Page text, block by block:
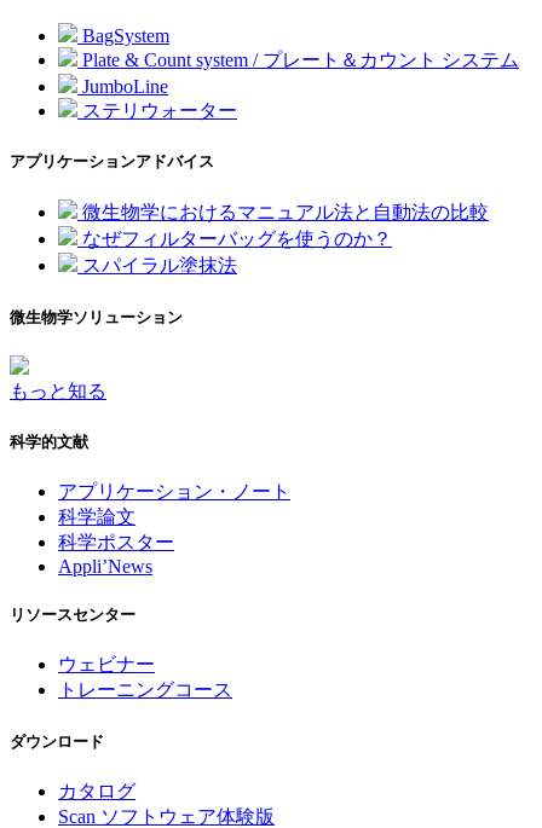
BagSystem
Plate & Count system / プレート＆カウント システム
JumboLine
ステリウォーター
アプリケーションアドバイス
微生物学におけるマニュアル法と自動法の比較
なぜフィルターバッグを使うのか？
スパイラル塗抹法
微生物学ソリューション
もっと知る
科学的文献
アプリケーション・ノート
科学論文
科学ポスター
Appli’News
リソースセンター
ウェビナー
トレーニングコース
ダウンロード
カタログ
Scan ソフトウェア体験版